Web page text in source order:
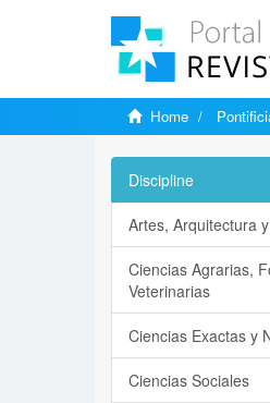
Home
Discipline
Artes, Arquitectura
Ciencias Agrarias,
Veterinarias
Ciencias Exactas y
Ciencias Sociales